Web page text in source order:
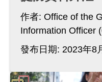
作者: Office of the
Information Officer
發布日期: 2023年8